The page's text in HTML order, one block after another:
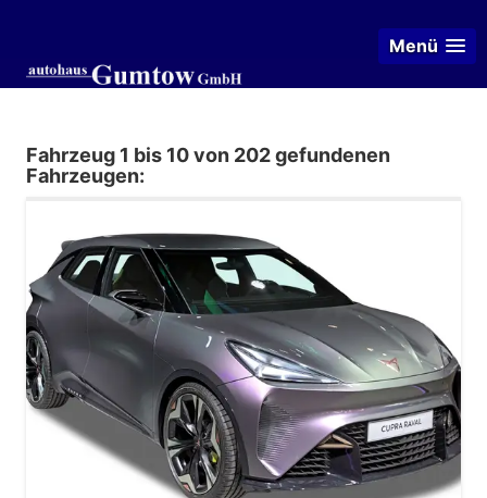
Menü
Fahrzeug 1 bis 10 von 202 gefundenen
Fahrzeugen: